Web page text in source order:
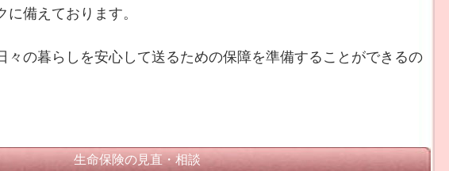
備えております。
々の暮らしを安心して送るための保障を準備することができるの
生命保険の見直・相談